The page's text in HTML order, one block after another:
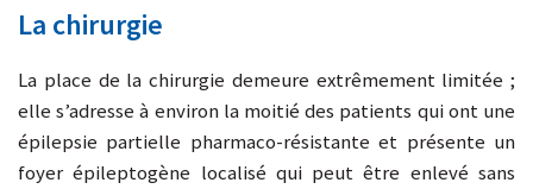
La chirurgie
La place de la chirurgie demeure extrêmement limitée ;
elle s’adresse à environ la moitié des patients qui ont une
épilepsie partielle pharmaco-résistante et présente un
foyer épileptogène localisé qui peut être enlevé sans